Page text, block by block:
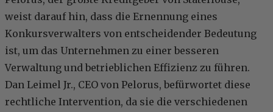
weist darauf hin, dass die Ernennung eines
Konkursverwalters von entscheidender Bedeutung
ist, um das Unternehmen zu einer besseren
Verwaltung und betrieblichen Effizienz zu führen.
Dan Leimel Jr., CEO von Pelorus, befürwortet diese
rechtliche Intervention, da sie die verschiedenen